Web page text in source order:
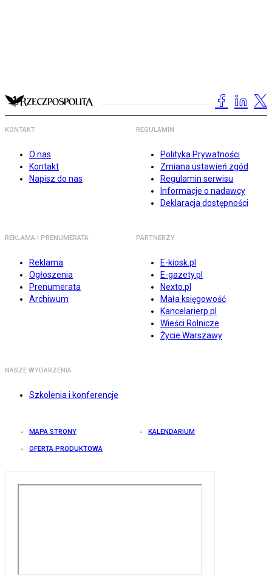
KONTAKT
O nas
Kontakt
Napisz do nas
REGULAMIN
Polityka Prywatności
Zmiana ustawień zgód
Regulamin serwisu
Informacje o nadawcy
Deklaracja dostępności
REKLAMA I PRENUMERATA
Reklama
Ogłoszenia
Prenumerata
Archiwum
PARTNERZY
E-kiosk.pl
E-gazety.pl
Nexto.pl
Mała księgowość
Kancelarierp.pl
Wieści Rolnicze
Życie Warszawy
NASZE WYDARZENIA
Szkolenia i konferencje
MAPA STRONY KALENDARIUM
OFERTA PRODUKTOWA